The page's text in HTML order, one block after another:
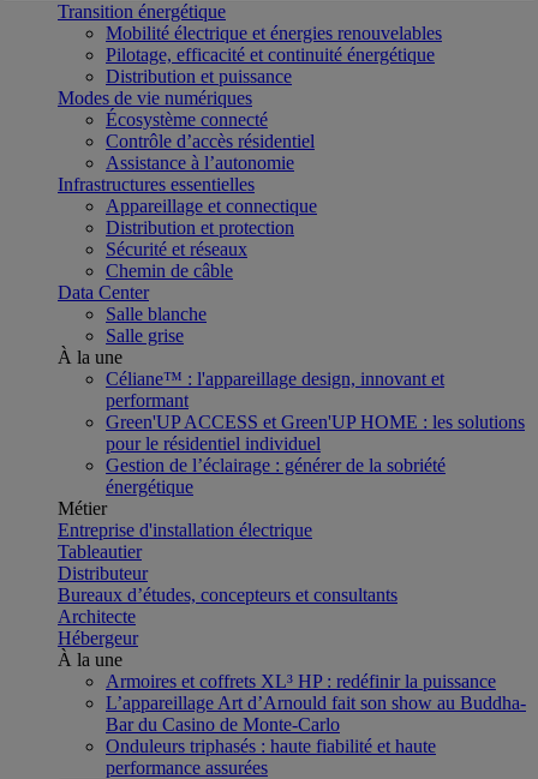
Transition énergétique
Mobilité électrique et énergies renouvelables
Pilotage, efficacité et continuité énergétique
Distribution et puissance
Modes de vie numériques
Écosystème connecté
Contrôle d’accès résidentiel
Assistance à l’autonomie
Infrastructures essentielles
Appareillage et connectique
Distribution et protection
Sécurité et réseaux
Chemin de câble
Data Center
Salle blanche
Salle grise
À la une
Céliane™ : l'appareillage design, innovant et
performant
Green'UP ACCESS et Green'UP HOME : les solutions
pour le résidentiel individuel
Gestion de l’éclairage : générer de la sobriété
énergétique
Métier
Entreprise d'installation électrique
Tableautier
Distributeur
Bureaux d’études, concepteurs et consultants
Architecte
Hébergeur
À la une
Armoires et coffrets XL³ HP : redéfinir la puissance
L’appareillage Art d’Arnould fait son show au Buddha-
Bar du Casino de Monte-Carlo
Onduleurs triphasés : haute fiabilité et haute
performance assurées